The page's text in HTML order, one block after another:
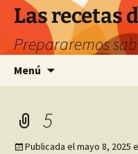
Saltar
contenido
Las recetas
Prepararemos
Menú
5
Publicada elmayo 8, 2025